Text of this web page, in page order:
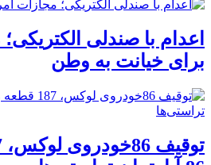
اعدام با صندلی
برای خیانت به وطن